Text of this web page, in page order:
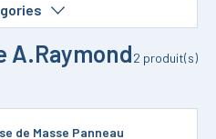
A.Raymond2 produit(s)
de Masse Panneau